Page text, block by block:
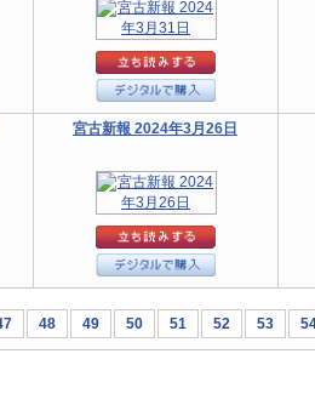
宮古新報 2024年3月26日
48 49 50 51 52 53